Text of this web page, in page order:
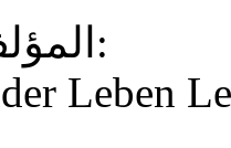
المؤلف / المؤلفة:
Leben